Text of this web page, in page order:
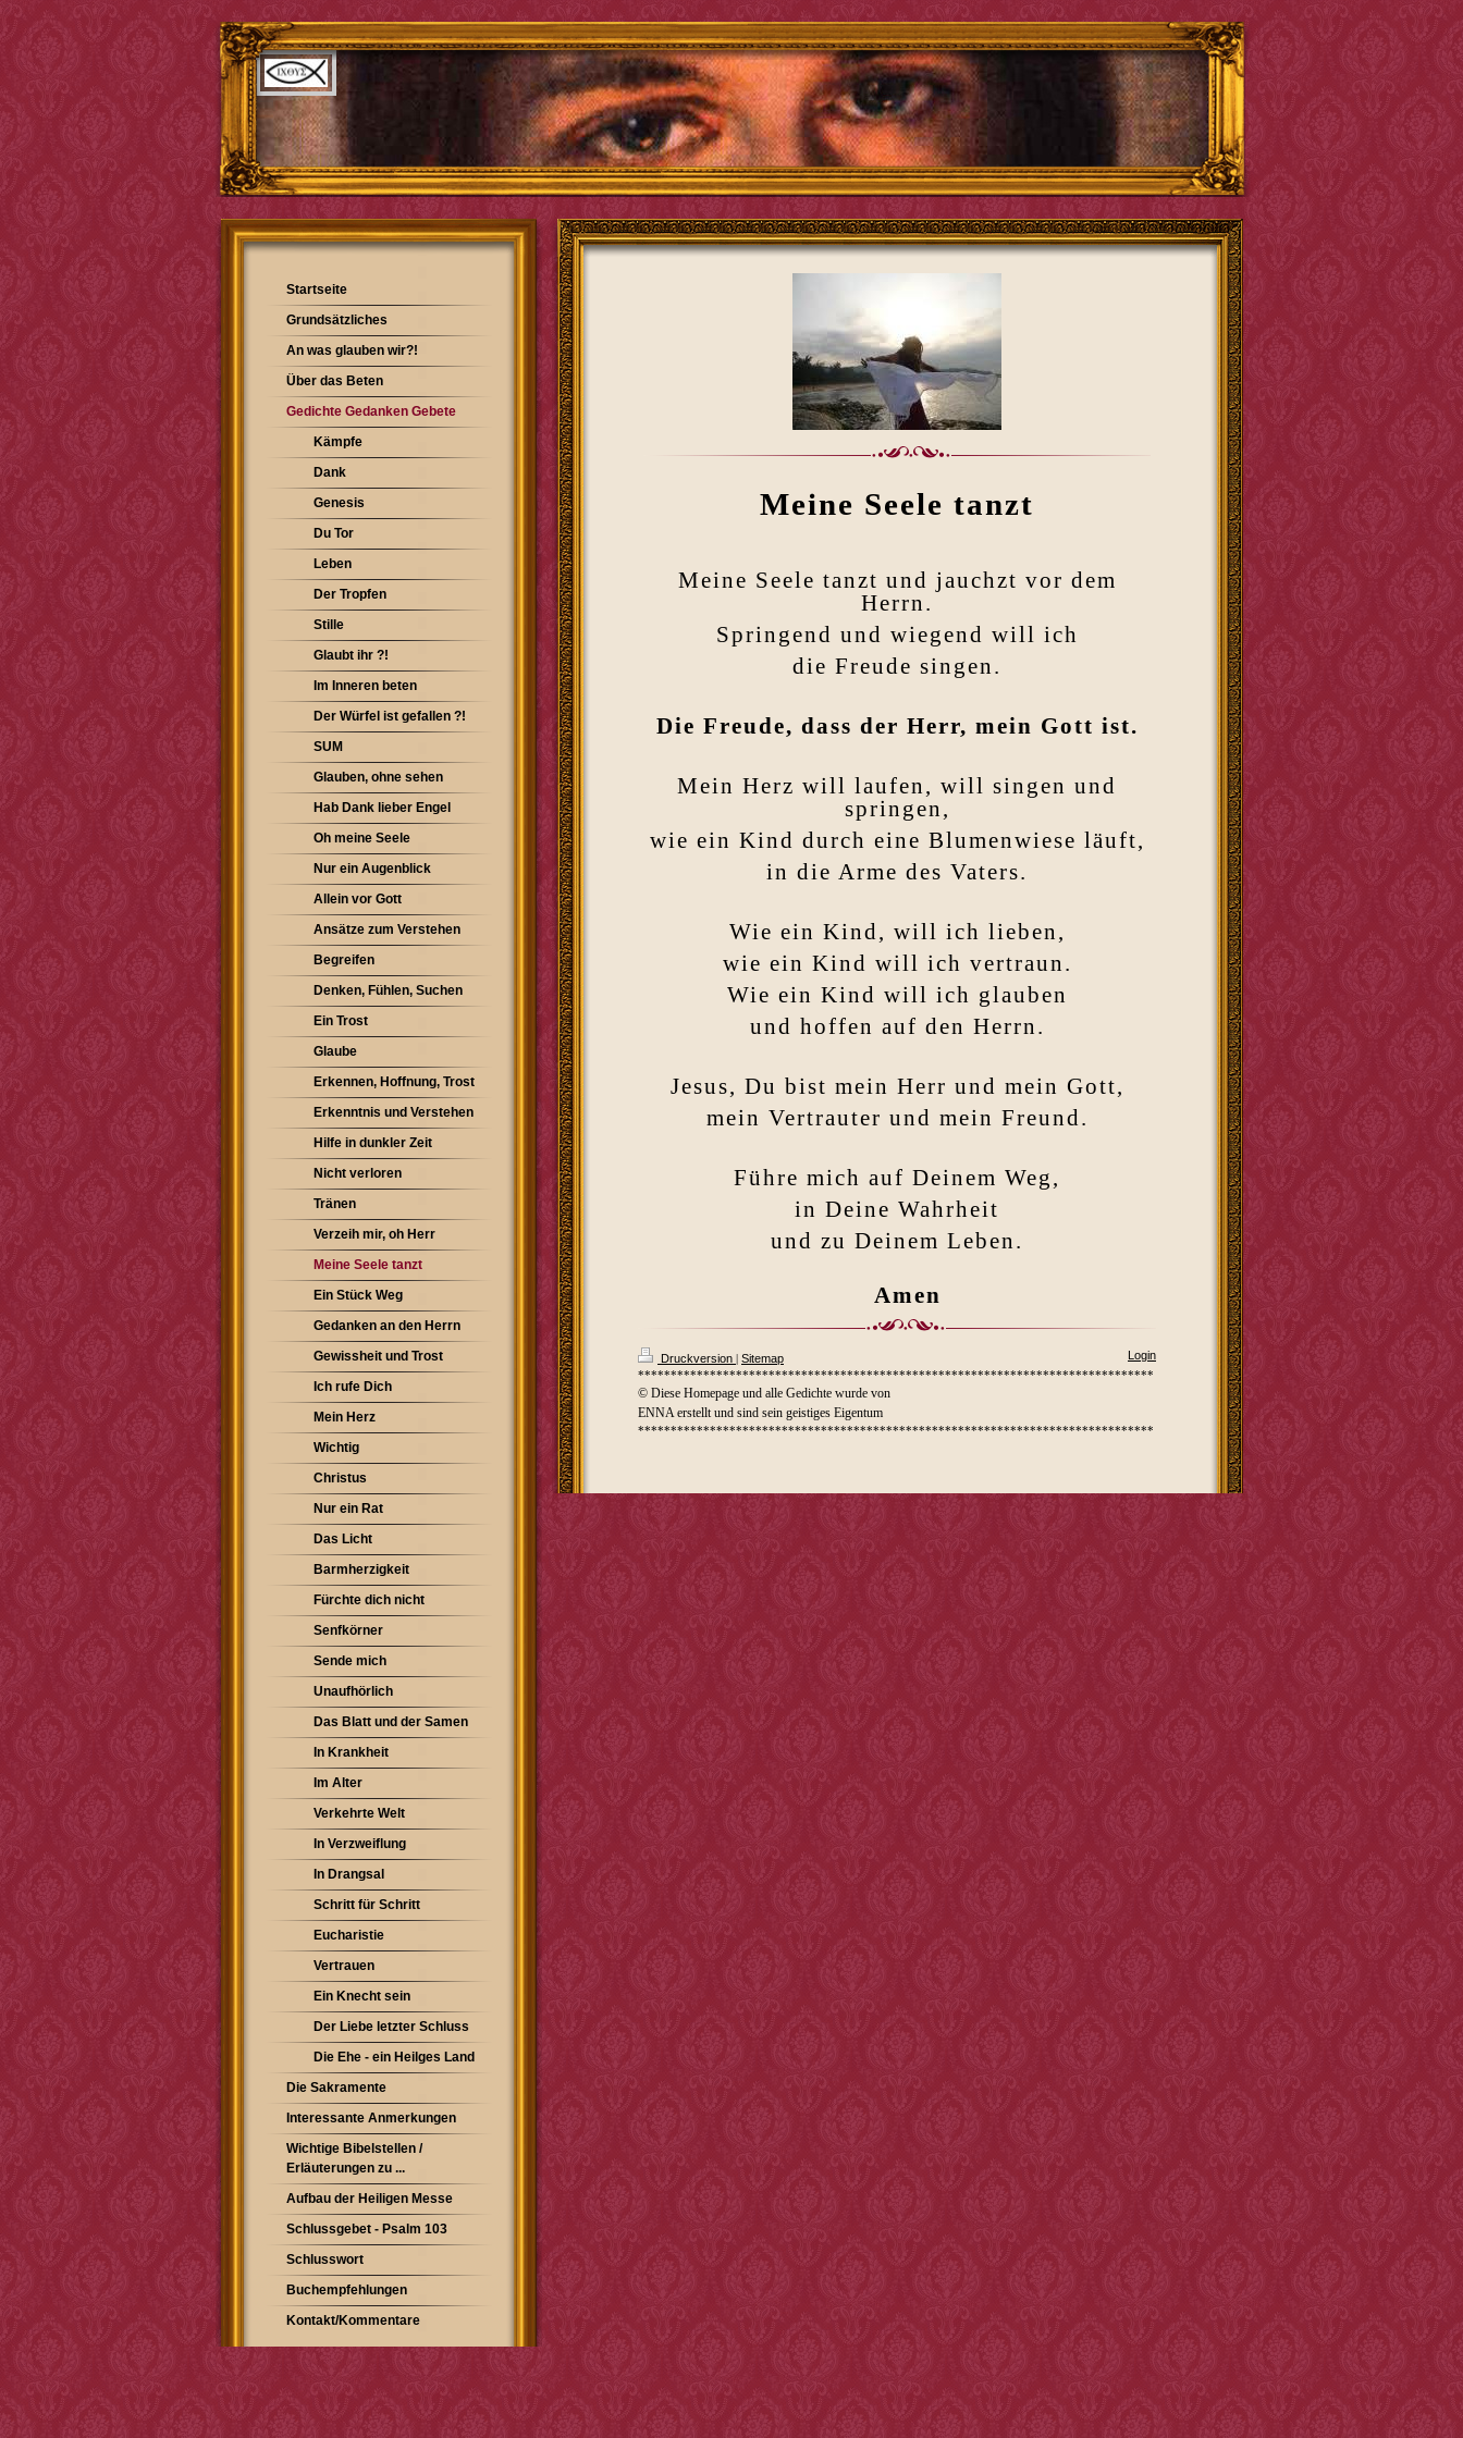
Meine Seele tanzt
Meine Seele tanzt und jauchzt vor dem
Herrn.
Springend und wiegend will ich
die Freude singen.
Die Freude, dass der Herr, mein Gott ist.
Mein Herz will laufen, will singen und
springen,
wie ein Kind durch eine Blumenwiese läuft,
in die Arme des Vaters.
Wie ein Kind, will ich lieben,
wie ein Kind will ich vertraun.
Wie ein Kind will ich glauben
und hoffen auf den Herrn.
Jesus, Du bist mein Herr und mein Gott,
mein Vertrauter und mein Freund.
Führe mich auf Deinem Weg,
in Deine Wahrheit
und zu Deinem Leben.
Amen
Druckversion | Sitemap
*******************************************************************************
© Diese Homepage und alle Gedichte wurde von
ENNA erstellt und sind sein geistiges Eigentum
*******************************************************************************
Login
Startseite
Grundsätzliches
An was glauben wir?!
Über das Beten
Gedichte Gedanken Gebete
Kämpfe
Dank
Genesis
Du Tor
Leben
Der Tropfen
Stille
Glaubt ihr ?!
Im Inneren beten
Der Würfel ist gefallen ?!
SUM
Glauben, ohne sehen
Hab Dank lieber Engel
Oh meine Seele
Nur ein Augenblick
Allein vor Gott
Ansätze zum Verstehen
Begreifen
Denken, Fühlen, Suchen
Ein Trost
Glaube
Erkennen, Hoffnung, Trost
Erkenntnis und Verstehen
Hilfe in dunkler Zeit
Nicht verloren
Tränen
Verzeih mir, oh Herr
Meine Seele tanzt
Ein Stück Weg
Gedanken an den Herrn
Gewissheit und Trost
Ich rufe Dich
Mein Herz
Wichtig
Christus
Nur ein Rat
Das Licht
Barmherzigkeit
Fürchte dich nicht
Senfkörner
Sende mich
Unaufhörlich
Das Blatt und der Samen
In Krankheit
Im Alter
Verkehrte Welt
In Verzweiflung
In Drangsal
Schritt für Schritt
Eucharistie
Vertrauen
Ein Knecht sein
Der Liebe letzter Schluss
Die Ehe - ein Heilges Land
Die Sakramente
Interessante Anmerkungen
Wichtige Bibelstellen /
Erläuterungen zu ...
Aufbau der Heiligen Messe
Schlussgebet - Psalm 103
Schlusswort
Buchempfehlungen
Kontakt/Kommentare